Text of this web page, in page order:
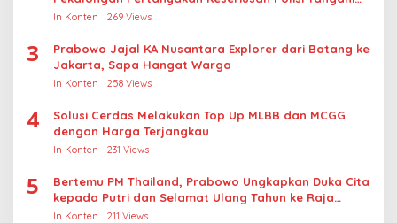
Kasus Rudapksa Sampai Anaknya Hamil
In Konten 269 Views
3
Prabowo Jajal KA Nusantara Explorer dari Batang ke
Jakarta, Sapa Hangat Warga
In Konten 258 Views
4
Solusi Cerdas Melakukan Top Up MLBB dan MCGG
dengan Harga Terjangkau
In Konten 231 Views
5
Bertemu PM Thailand, Prabowo Ungkapkan Duka Cita
kepada Putri dan Selamat Ulang Tahun ke Raja
Thailand
In Konten 211 Views